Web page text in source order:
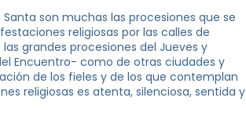
son muchas las procesiones que se
religiosas por las calles de
grandes procesiones del Jueves y
Encuentro- como de otras ciudades y
de los fieles y de los que contemplan
religiosas es atenta, silenciosa, sentida y